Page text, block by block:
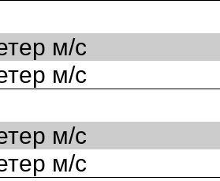
м/с
м/с
м/с
м/с